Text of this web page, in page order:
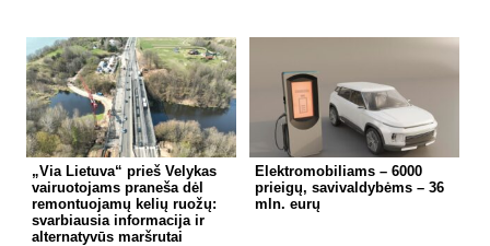
„Via Lietuva“ prieš Velykas
vairuotojams praneša dėl
remontuojamų kelių ruožų:
svarbiausia informacija ir
alternatyvūs maršrutai
Elektromobiliams – 6000
prieigų, savivaldybėms – 36
mln. eurų